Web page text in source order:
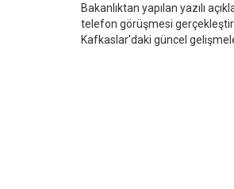
Bakanlıktan yapılan yazılı
telefon görüşmesi
Kafkaslar'daki güncel